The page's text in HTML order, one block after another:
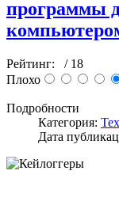
программы
Рейтинг:
/ 18
Плохо
Подробности
Категория:
Дата